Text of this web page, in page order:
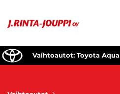
Vaihtoautot: Toyota Aqua